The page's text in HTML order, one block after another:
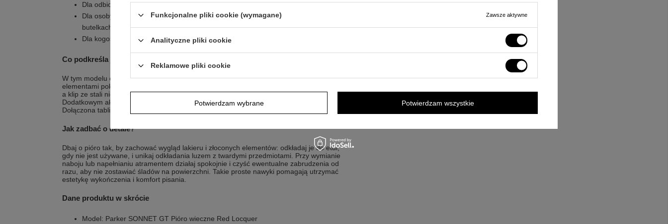
Dla odbiorcy, który doceni dedykację na tabliczce dołączaną do upominku
Dla osoby, która korzysta z nabojów atramentowych lub preferuje atramenty w
butelkach
Dla kogoś, kto zwraca uwagę na złocone detale i spójność wykończeń
Co podkreśla jego styl?
W tym modelu charakter buduje zestawienie satynowego czerwonego lakieru z
elementami pokrytymi złotem. Potrójny pierścień wykonano z mosiądzu i pokryto złotem,
a klip ze stali nierdzewnej również pokryto złotem, dzięki czemu całość wygląda spójnie.
Dodatkowym akcentem jest korona nasadki z mosiądzu platerowanego złotem.
Dołączona tabliczka z wybraną dedykacją pozwala nadać prezentowi osobisty przekaz.
Jak zadbać o detale?
Dbaj o pióro tak, by zachować wygląd lakieru i złoconych elementów: odkładaj je do etui,
gdy nie jest używane, i unikaj odkładania luzem z twardymi przedmiotami. Przy wymianie
naboju lub napełnianiu atramentem działaj spokojnie i czyść ewentualne zabrudzenia od
razu, aby nie zostawiać śladów na powierzchni. Takie proste nawyki pomagają utrzymać
estetykę wykończenia i komfort pisania.
Dane produktu w skrócie
Model: Parker SONNET GT Pióro wieczne Red Locquer
Funkcjonalne pliki cookie (wymagane) Zawsze aktywne
Analityczne pliki cookie
Reklamowe pliki cookie
Potwierdzam wybrane Potwierdzam wszystkie